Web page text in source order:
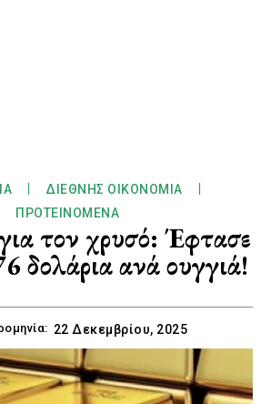
ΔΙΕΘΝΉΣ ΟΙΚΟΝΟΜΊΑ
ΠΡΟΤΕΙΝΌΜΕΝΑ
τον χρυσό: Έφτασε
δολάρια ανά ουγγιά!
22 Δεκεμβρίου, 2025